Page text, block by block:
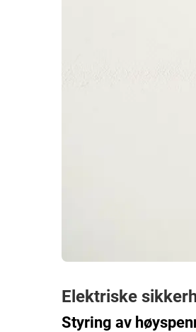
Elektriske
Styring av